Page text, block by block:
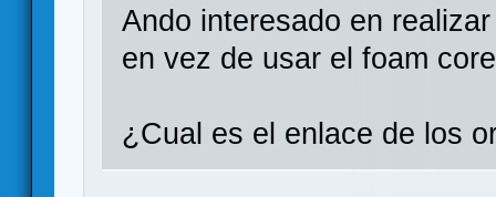
Ando interesado en
en vez de usar el foam
¿Cual es el enlace de los